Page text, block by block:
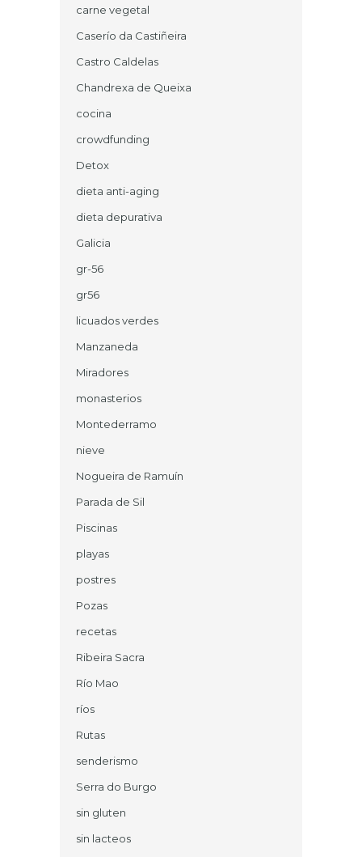
carne vegetal
Caserío da Castiñeira
Castro Caldelas
Chandrexa de Queixa
cocina
crowdfunding
Detox
dieta anti-aging
dieta depurativa
Galicia
gr-56
gr56
licuados verdes
Manzaneda
Miradores
monasterios
Montederramo
nieve
Nogueira de Ramuín
Parada de Sil
Piscinas
playas
postres
Pozas
recetas
Ribeira Sacra
Río Mao
ríos
Rutas
senderismo
Serra do Burgo
sin gluten
sin lacteos